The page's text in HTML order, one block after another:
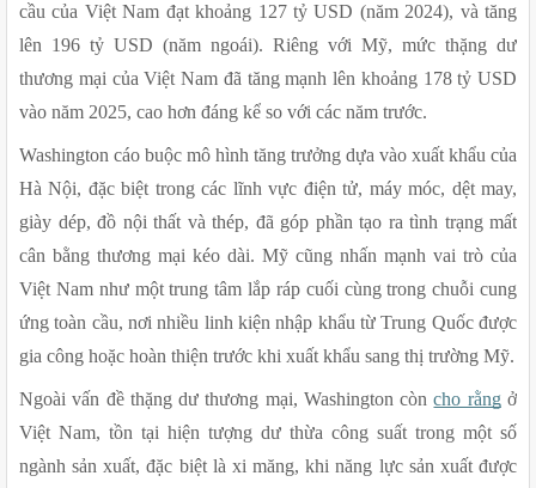
cầu của Việt Nam đạt khoảng 127 tỷ USD (năm 2024), và tăng
lên 196 tỷ USD (năm ngoái). Riêng với Mỹ, mức thặng dư
thương mại của Việt Nam đã tăng mạnh lên khoảng 178 tỷ USD
vào năm 2025, cao hơn đáng kể so với các năm trước.
Washington cáo buộc mô hình tăng trưởng dựa vào xuất khẩu của
Hà Nội, đặc biệt trong các lĩnh vực điện tử, máy móc, dệt may,
giày dép, đồ nội thất và thép, đã góp phần tạo ra tình trạng mất
cân bằng thương mại kéo dài. Mỹ cũng nhấn mạnh vai trò của
Việt Nam như một trung tâm lắp ráp cuối cùng trong chuỗi cung
ứng toàn cầu, nơi nhiều linh kiện nhập khẩu từ Trung Quốc được
gia công hoặc hoàn thiện trước khi xuất khẩu sang thị trường Mỹ.
Ngoài vấn đề thặng dư thương mại, Washington còn cho rằng ở
Việt Nam, tồn tại hiện tượng dư thừa công suất trong một số
ngành sản xuất, đặc biệt là xi măng, khi năng lực sản xuất được